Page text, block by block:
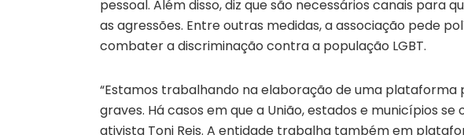
pessoal. Além disso, diz que são necessários canais para
as agressões. Entre outras medidas, a associação pede
combater a discriminação contra a população LGBT.
“Estamos trabalhando na elaboração de uma plataforma
graves. Há casos em que a União, estados e municípios se
ativista Toni Reis. A entidade trabalha também em